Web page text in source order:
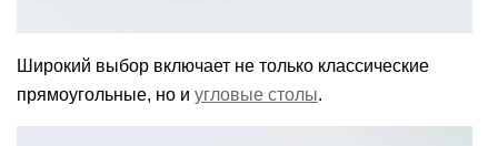
Широкий выбор включает не только классические
прямоугольные, но и угловые столы.